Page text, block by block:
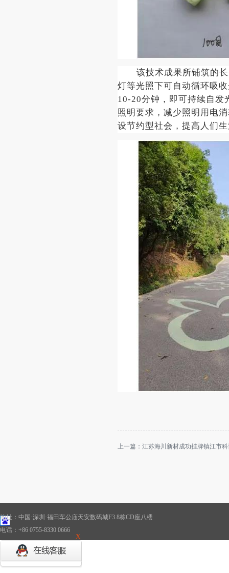
该技术成果所铺筑的
灯等光照下可自动循环吸
10-20分钟，即可持续自发
照明要求，减少照明用电
设节约型社会，提高人们
上一篇： 江苏海川新材成功挂牌镇江市
地址：中国·深圳·福田车公庙天安数码城F3.8栋CD座八楼
电话：+86 0755-8330 0666
X